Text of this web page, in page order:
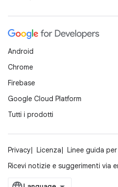
Android
Chrome
Firebase
Google Cloud Platform
Tutti i prodotti
Privacy Licenza Linee guida
Ricevi notizie e suggerimenti via